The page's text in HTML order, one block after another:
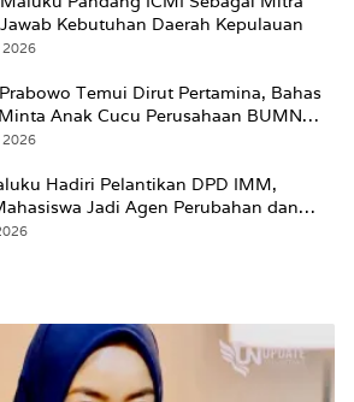
Kebutuhan Daerah Kepulauan
2026
Temui Dirut Pertamina, Bahas
Anak Cucu Perusahaan BUMN
2026
Hadiri Pelantikan DPD IMM,
Jadi Agen Perubahan dan
Pemerintah